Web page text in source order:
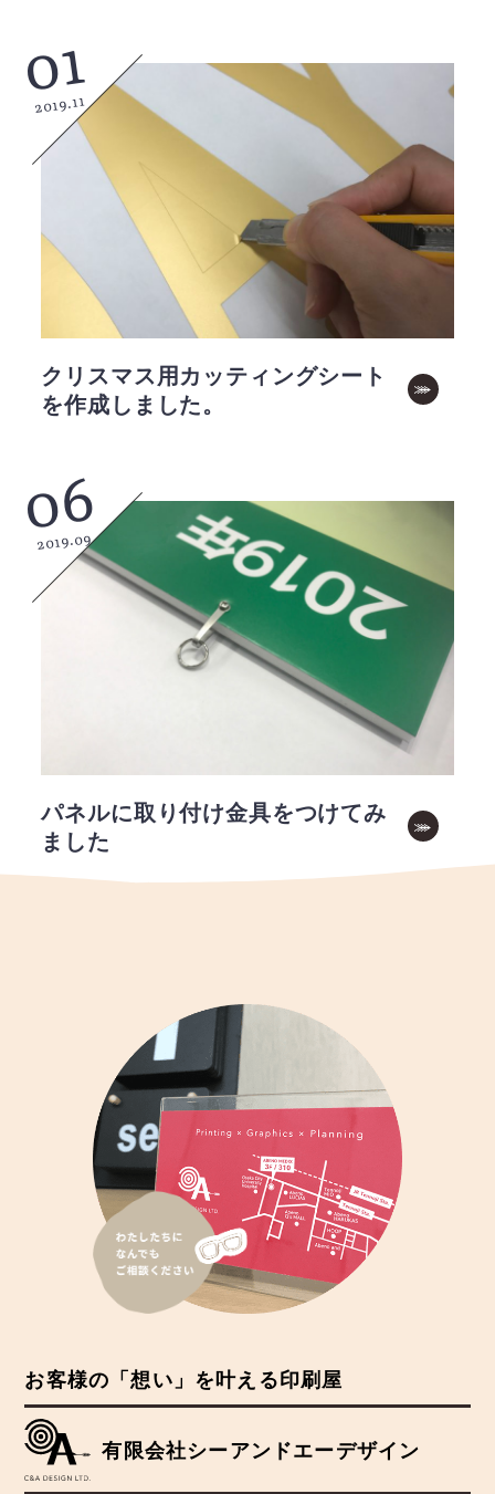
01
2019.11
クリスマス用カッティングシート
を作成しました。
06
2019.09
パネルに取り付け金具をつけてみ
ました
お客様の「想い」を叶える印刷屋
有限会社シーアンドエーデザイン